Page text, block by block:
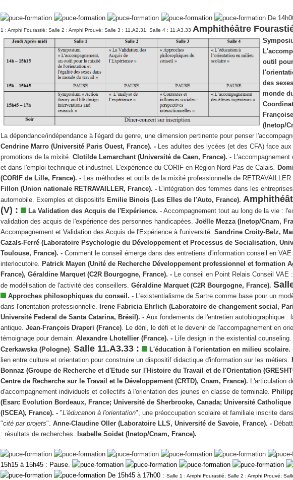
De
1 : Amphi Fourastié; Salle 2 : Amphi Prouvé; Salle 3 : 11.A2.31; Salle 4 : 11.A3.33 Amphithéâtre
outil
des
monde
(Inetop/
La dépendance/indépendance à l'égard du genre, une dimension pertinente pour penser
Cendrine Marro (Université Paris Ouest, France). - Les adultes des lycées (et des CFA) face
promotions de la mixité.Clotilde Lemarchant (Université de Caen, France).- L'accompagnement
et dans l'emploi technique et industriel. L'expérience du CORIF en Région Nord Pas de Calais
(CORIF de Lille, France). -
Les méthodes et outils de la mixité professionnelle de RETRAVAILLER.
Fillon (Union nationale RETRAVAILLER, France). -
L'intégration des femmes dans les
automobile. Exemples et dispositifs Emilie Binois (Les Elles de l'Auto, France).
(V) :
La Validation des Acquis de l'Expérience.- Accompagnement tout au long de la vie :
validation des acquis de l'expérience des personnes handicapées.Joëlle Mezza (Inetop/Cnam,
Accompagnement et Validation des Acquis de l'Expérience à l'université.Sandrine Croity-Belz,
Cazals-Ferré (Laboratoire Psychologie du Développement et Processus de Socialisation,
Toulouse, France).-Comment le conseil émerge dans des entretiens d'information conseil en
interlocutoire.
Patrick Mayen (Unité de Recherche Développement professionnel et formation
France), Géraldine Marquet (C2R Bourgogne, France). -
Le conseil en Point Relais Conseil VAE
de modélisation de l'activité des conseillers.Géraldine Marquet (C2R Bourgogne, France).
Approches philosophiques du conseil. - L'existentialisme de Sartre comme base pour un
dans l'orientation professionnelle.
Irene Fabricia Ehrlich (Laboratoire de changement social,
Université Federal de Santa Catarina, Brésil). -Aux fondements de l'entretien autobiographique :
antique.Jean-François Draperi (France) . Le déni, le défi et le devenir de l'accompagnement en
témoignage pour demain.Alexandre Lhotellier (France). - Life design in the existential
Czerkawska (Pologne) .Salle 11.A3.33 : L'éducation à l'orientation en milieu scolaire.
lien entre culture et orientation pour construire un dispositif didactique d'information sur les métiers.
Bonnaz (Groupe de Recherche et d'Etude sur l'Histoire du Travail et de l'Orientation
Centre de Recherche sur le Travail et le Développement (CRTD), Cnam, France).
L'articulation
d'accompagnement individuels et collectifs à l'orientation des jeunes en classe de terminale.
(Esarc Evolution Bordeaux, France; Université de Sherbrooke, Canada; Université Catholique
(ISCEA), France). -"L'éducation à l'orientation", une préoccupation scolaire et familiale inscrite
"cité par projets".Anne-Claudine Oller (Laboratoire LLS, Université de Savoie, France). -
: résultats de recherches.
Isabelle Soidet (Inetop/Cnam, France).
15h15 à 15h45 : Pause.
De 15h45 à 17h00 :Salle 1 : Amphi Fourastié; Salle 2 : Amphi Prouvé;